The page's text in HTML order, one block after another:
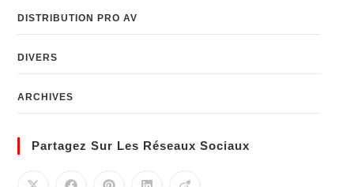
DISTRIBUTION PRO AV
DIVERS
ARCHIVES
Partagez Sur Les Réseaux Sociaux